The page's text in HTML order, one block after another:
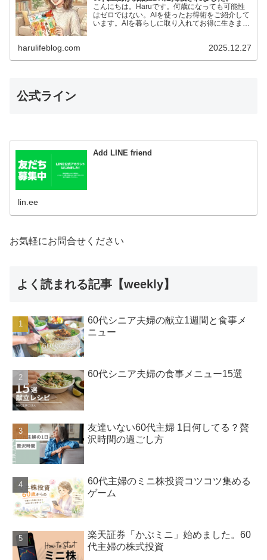
こんにちは。Haruです。何歳になっても可能性
はゼロではない。AIを使ったお得術をご紹介して
います。AIを暮らしに取り入れてお得に生きまし
harulifeblog.com 2025.12.27
公式ライン
Add LINE friend
lin.ee
お気軽にお問合せください
よく読まれる記事【weekly】
60代シニア夫婦の献立1週間と食事メ
ニュー
60代シニア夫婦の食事メニュー15選
友達いない60代主婦 1日何してる？贅
沢時間の過ごし方
60代主婦のミニ株投資コツコツ集める
ゲーム
楽天証券「かぶミニ」始めました。60
代主婦の株式投資